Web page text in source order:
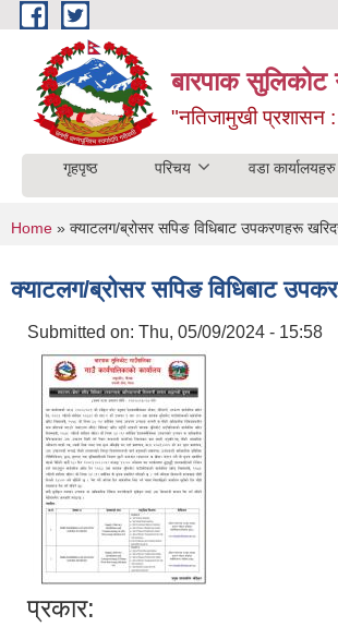
Skip to main content
बारपाक सुलिकोट
"नतिजामुखी प्रशासन
गृहपृष्ठ परिचय वडा कार्यालयहरु
You are here
Home » क्याटलग/ब्रोसर सपिङ विधिबाट उपकरणहरू
क्याटलग/ब्रोसर सपिङ विधिबाट
Submitted on: Thu, 05/09/2024 - 15:58
प्रकार: